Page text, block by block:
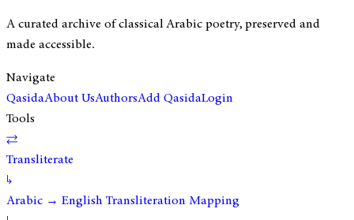
A curated archive of classical Arabic poetry, preserved and
made accessible.
Navigate
QasidaAbout UsAuthorsAdd QasidaLogin
Tools
⇄
Transliterate
↳
Arabic → English Transliteration Mapping